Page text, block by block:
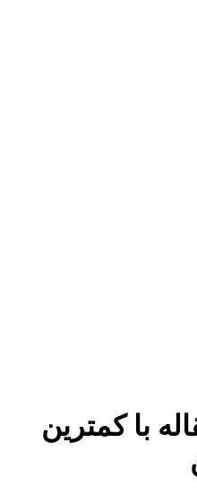
با کمترین